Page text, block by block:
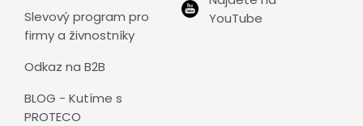
Slevový program pro
firmy a živnostníky
Odkaz na B2B
BLOG - Kutíme s
PROTECO
YouTube